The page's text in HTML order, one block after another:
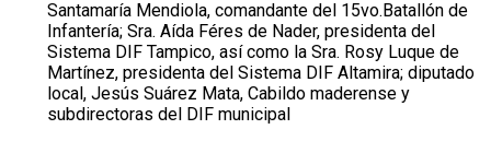
Santamaría Mendiola, comandante del 15vo.Batallón de
Infantería; Sra. Aída Féres de Nader, presidenta del
Sistema DIF Tampico, así como la Sra. Rosy Luque de
Martínez, presidenta del Sistema DIF Altamira; diputado
local, Jesús Suárez Mata, Cabildo maderense y
subdirectoras del DIF municipal